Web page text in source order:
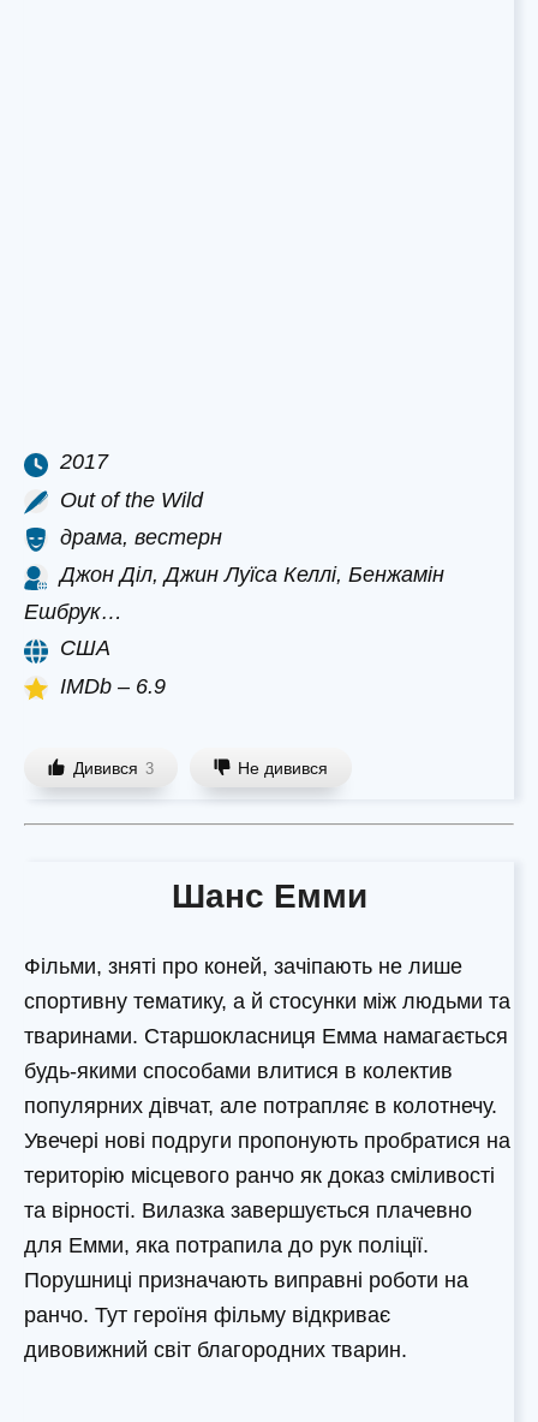
2017
Out of the Wild
драма, вестерн
Джон Діл, Джин Луїса Келлі, Бенжамін
Ешбрук…
США
IMDb – 6.9
Дивився 3 Не дивився
Шанс Емми
Фільми, зняті про коней, зачіпають не лише
спортивну тематику, а й стосунки між людьми та
тваринами. Старшокласниця Емма намагається
будь-якими способами влитися в колектив
популярних дівчат, але потрапляє в колотнечу.
Увечері нові подруги пропонують пробратися на
територію місцевого ранчо як доказ сміливості
та вірності. Вилазка завершується плачевно
для Емми, яка потрапила до рук поліції.
Порушниці призначають виправні роботи на
ранчо. Тут героїня фільму відкриває
дивовижний світ благородних тварин.